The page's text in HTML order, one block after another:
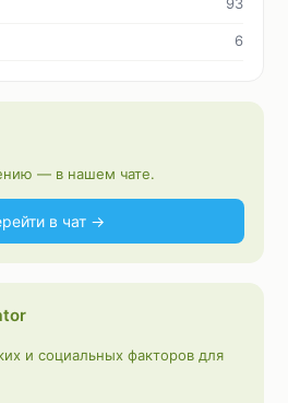
6
— в нашем чате.
в чат →
и социальных факторов для